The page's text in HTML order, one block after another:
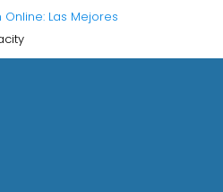
Las Mejores